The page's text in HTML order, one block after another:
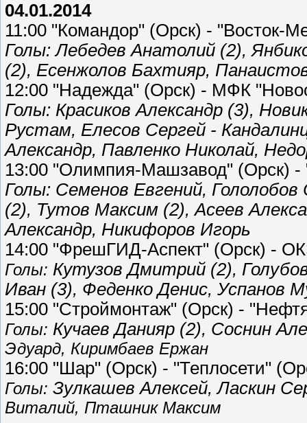
04.01.2014
11:00 "Командор" (Орск) - "Восток-
Голы: Лебедев Анатолий (2),
(2), Есенжолов Бахтияр,
12:00 "Надежда" (Орск) - МФК
Голы: Красиков Александр (3),
Рустам, Елесов Сергей -
Александр, Павленко Николай,
13:00 "Олимпия-Машзавод" (Орск)
Голы: Семенов Евгений, Гололобов
(2), Тутов Максим (2), Асеев
Александр, Никифоров Игорь
14:00 "ФрешГИД-Аспект" (Орск) -
Голы: Кутузов Дмитрий (2),
Иван (3), Феденко Денис, Успанов
15:00 "Строймонтаж" (Орск) -
Голы: Кучаев Данияр (2), Соснин
Эдуард, Киримбаев Ержан
16:00 "Шар" (Орск) - "Теплосети"
Голы: Зулкашев Алексей, Ласкин
Виталий, Пташник Максим